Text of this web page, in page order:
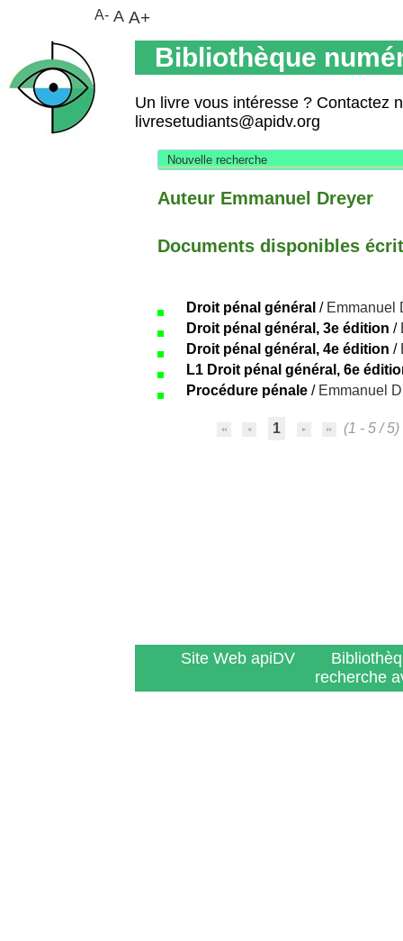
Bibliothèque
Un livre vous intéresse ? Contactez
livresetudiants@apidv.org
Nouvelle recherche
Auteur Emmanuel Dreyer
Documents disponibles
Droit pénal général / Emmanuel
Droit pénal général, 3e édition /
Droit pénal général, 4e édition /
L1 Droit pénal général, 6e
Procédure pénale / Emmanuel
1 (1 - 5 / 5)
Site Web apiDV
recherche
A- A A+